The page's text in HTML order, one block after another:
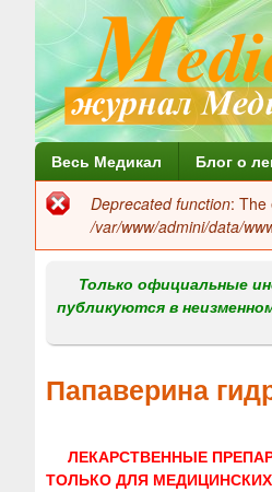
Г
л
н
м
н
Весь Медикал Блог о
Сообщение
об
ошибке
Deprecated function: The
/var/www/admini/data/
Только официальные
публикуются в
Папаверина
ЛЕКАРСТВЕННЫЕ
ТОЛЬКО ДЛЯ